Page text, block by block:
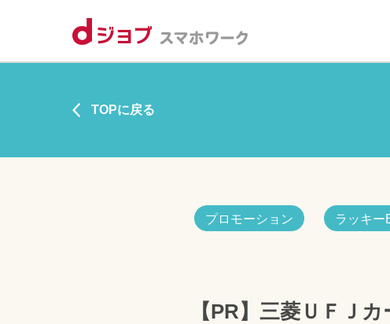
TOPに戻る
プロモーション ラッキー
【PR】三菱ＵＦＪ